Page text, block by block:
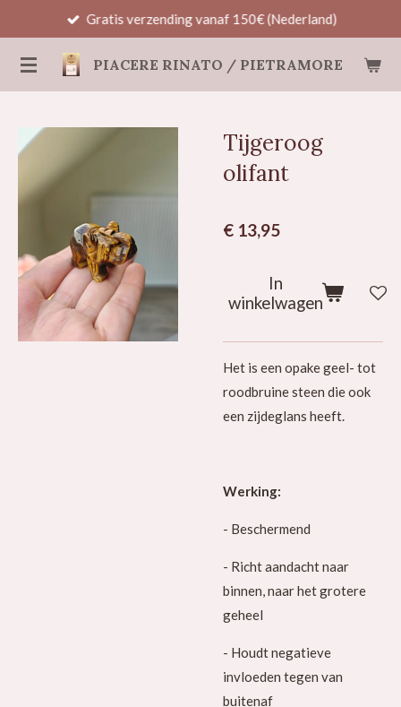
naar
de
PIACERE RINATO / PIETRAMORE
Gratis verzending vanaf 150€ (Nederland)
Tijgeroog
olifant
€ 13,95
In
winkelwagen
Het is een opake geel- tot
roodbruine steen die ook
een zijdeglans heeft.
Werking:
- Beschermend
- Richt aandacht naar
binnen, naar het grotere
geheel
- Houdt negatieve
invloeden tegen van
buitenaf